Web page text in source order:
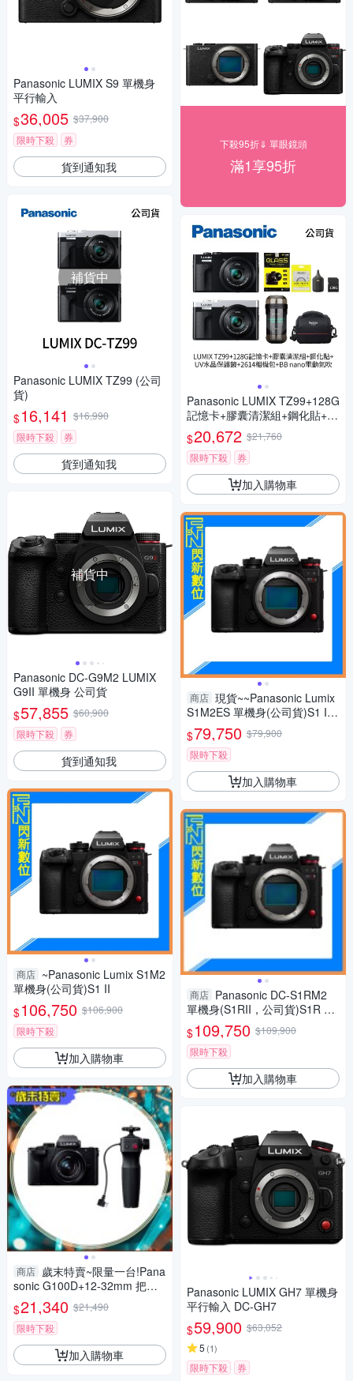
Panasonic LUMIX S9 單機身
平行輸入
$36,005 $37,900
限時下殺
券
貨到通知我
補貨中
Panasonic LUMIX TZ99 (公司
貨)
$16,141 $16,990
限時下殺
券
貨到通知我
補貨中
Panasonic DC-G9M2 LUMIX
G9II 單機身 公司貨
$57,855 $60,900
限時下殺
券
貨到通知我
商店 ~Panasonic Lumix S1M2
單機身(公司貨)S1 II
$106,750 $106,900
限時下殺
加入購物車
商店 歲末特賣~限量一台!Pana
sonic G100D+12-32mm 把手
組(G100D+1232+SHGR2，公
司貨)
$21,340 $21,490
限時下殺
加入購物車
下殺95折⇓ 單眼鏡頭
滿1享95折
Panasonic LUMIX TZ99+128G
記憶卡+膠囊清潔組+鋼化貼+水
晶保護鏡+2614相機包+NITEC
ORE BB nano 迷你電動氣吹
(公司貨)
$20,672 $21,760
限時下殺
券
加入購物車
商店 現貨~~Panasonic Lumix
S1M2ES 單機身(公司貨)S1 II
ES
$79,750 $79,900
限時下殺
加入購物車
商店 Panasonic DC-S1RM2
單機身(S1RII，公司貨)S1R Ma
rk II S1R2
$109,750 $109,900
限時下殺
加入購物車
Panasonic LUMIX GH7 單機身
平行輸入 DC-GH7
$59,900 $63,052
5 (1)
限時下殺 券